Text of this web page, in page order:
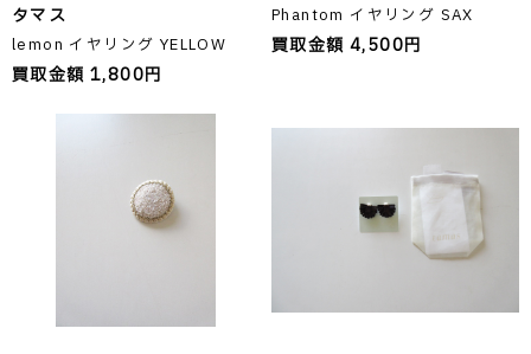
タマス
lemon イヤリング YELLOW
買取金額 1,800円
Phantom イヤリング SAX
買取金額 4,500円